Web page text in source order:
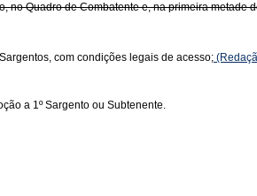
Quadro de Combatente e, na primeira metade
com condições legais de acesso;
a 1º Sargento ou Subtenente.